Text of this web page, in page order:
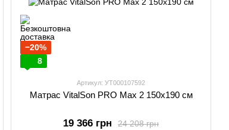
−20%
8
Артикул: УТ000107592
Матрас VitalSon PRO Max 2 150х190 см
24 208 грн
19 366 грн